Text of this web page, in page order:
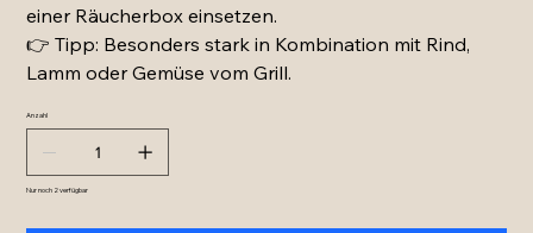
einer Räucherbox einsetzen.
👉 Tipp: Besonders stark in Kombination mit Rind,
Lamm oder Gemüse vom Grill.
Anzahl
Nur noch 2 verfügbar